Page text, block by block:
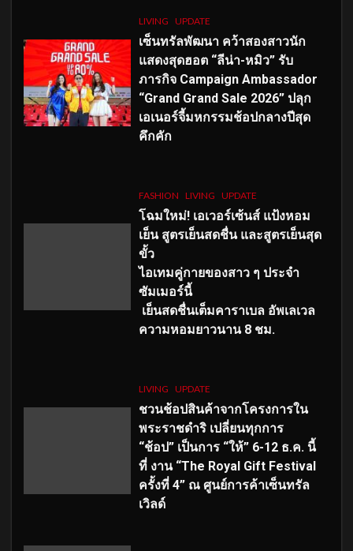
LIVING UPDATE
เซ็นทรัลพัฒนา คว้าสองสาวนัก
แสดงสุดฮอต “ลีน่า-หมิว” รับ
ภารกิจ Campaign Ambassador
“Grand Grand Sale 2026” ปลุก
เอเนอร์จี้มหกรรมช้อปกลางปีสุด
คึกคัก
FASHION LIVING UPDATE
โฉมใหม่! เอเวอร์เซ้นส์ แป้งหอม
เย็น สูตรเย็นสดชื่น และสูตรเย็นสุด
ขั้ว
ไอเทมคู่กายของสาว ๆ ประจำ
ซัมเมอร์นี้
เย็นสดชื่นเต็มคาราเบล อัพเลเวล
ความหอมยาวนาน 8 ชม.
LIVING UPDATE
ชวนช้อปสินค้าจากโครงการใน
พระราชดำริ เปลี่ยนทุกการ
“ช้อป” เป็นการ “ให้” 6-12 ธ.ค. นี้
ที่ งาน “The Royal Gift Festival
ครั้งที่ 4” ณ ศูนย์การค้าเซ็นทรัล
เวิลด์